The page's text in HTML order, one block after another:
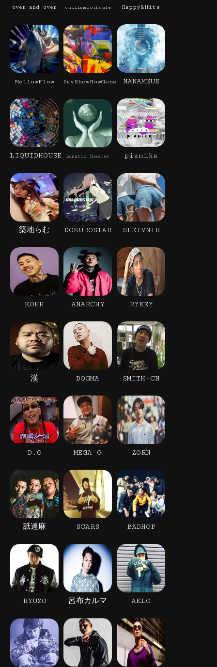
over and over chillsmoothcafe Happy&Hits
MellowFlow SayShowNowGone NANAMEUE
LIQUIDHOUSE Lunatic Theater pianika
築地らむ DOKUROSTAR SLEIVNIR
KOHH ANARCHY RYKEY
漢 DOGMA SMITH-CN
D.O MEGA-G ZORN
舐達麻 SCARS BADHOP
RYUZO 呂布カルマ AKLO